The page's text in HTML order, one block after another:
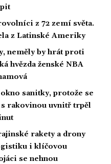
z 72 zemí světa.
z Latinské Ameriky
neměly by hrát proti
hvězda ženské NBA
sanitky, protože se
rakovinou uvnitř trpěl
rakety a drony
i klíčovou
se nehnou